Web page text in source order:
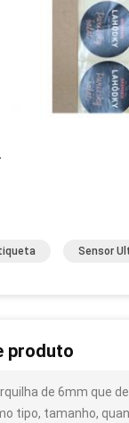
Sensor
produto
de 6mm que
tipo, tamanho,